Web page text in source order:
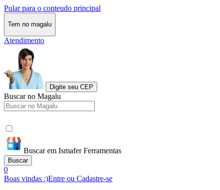
Pular para o conteudo principal
Tem no magalu
Atendimento
Digite seu CEP
Buscar no Magalu
Buscar em Ismafer Ferramentas
Buscar
0
Boas vindas :)Entre ou Cadastre-se